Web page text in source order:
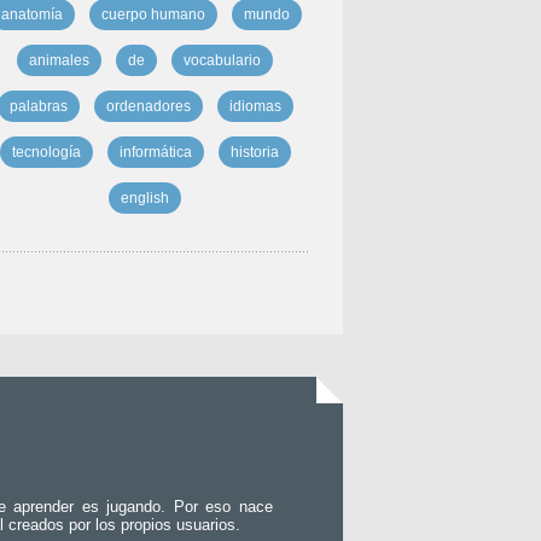
anatomía cuerpo humano mundo
animales de vocabulario
palabras ordenadores idiomas
tecnología informática historia
english
aprender es jugando. Por eso nace
creados por los propios usuarios.